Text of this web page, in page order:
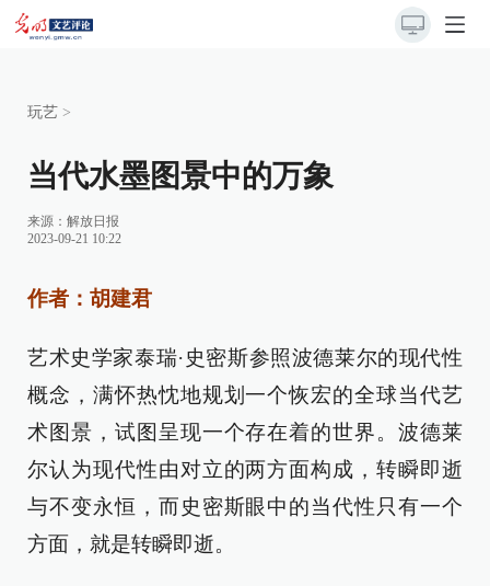
玩艺 >
当代水墨图景中的万象
来源： 解放日报
2023-09-21 10:22
作者：胡建君
艺术史学家泰瑞·史密斯参照波德莱尔的现代性
概念，满怀热忱地规划一个恢宏的全球当代艺
术图景，试图呈现一个存在着的世界。波德莱
尔认为现代性由对立的两方面构成，转瞬即逝
与不变永恒，而史密斯眼中的当代性只有一个
方面，就是转瞬即逝。